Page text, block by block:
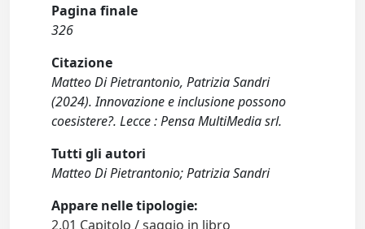
Pagina finale
326
Citazione
Matteo Di Pietrantonio, Patrizia Sandri
(2024). Innovazione e inclusione possono
coesistere?. Lecce : Pensa MultiMedia srl.
Tutti gli autori
Matteo Di Pietrantonio; Patrizia Sandri
Appare nelle tipologie:
2.01 Capitolo / saggio in libro